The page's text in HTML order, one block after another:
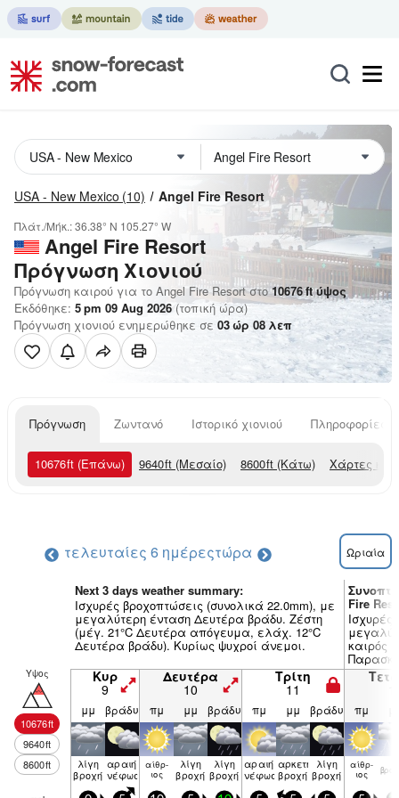
USA - New Mexico (10) Angel Fire Resort
Πλάτ./Μήκ.:36.38° N 105.27° W
Angel Fire Resort
Πρόγνωση Χιονιού
Πρόγνωση καιρού για το Angel Fire Resort στο 10676ftύψος
Εκδόθηκε: 5 pm 09 Aug 2026 (τοπική ώρα)
Πρόγνωση χιονιού ενημερώθηκε σε 03ώρ 08λεπ
Πρόγνωση Ζωντανό Ιστορικό χιονιού Πληροφορίες
10676ft (Επάνω) 9640ft (Μεσαίο) 8600ft (Κάτω) Χάρτες
τελευταίες 6 ημέρεςτώρα Ωριαία
Next 3 days weather summary:
Ισχυρές βροχοπτώσεις (συνολικά 22.0mm), με
μεγαλύτερη ένταση Δευτέρα βράδυ. Ζέστη
(μέγ. 21°C Δευτέρα απόγευμα, ελάχ. 12°C
Δευτέρα βράδυ). Κυρίως ψυχροί άνεμοι.
Fire
καιρός
ανέμων
Υψος
10676ft
9640ft
8600ft
Κυρ
9
Δευτέρα
10
Τρίτη
11
μμ βράδυ πμ μμ βράδυ πμ μμ βράδυ πμ
λίγη
βροχή
αραιή
νέφωση
αίθρ­
ιος
λίγη
βροχή
λίγη
βροχή
αραιή
νέφωση
αρκετή
βροχή
λίγη
βροχή
αίθρ­
ιος